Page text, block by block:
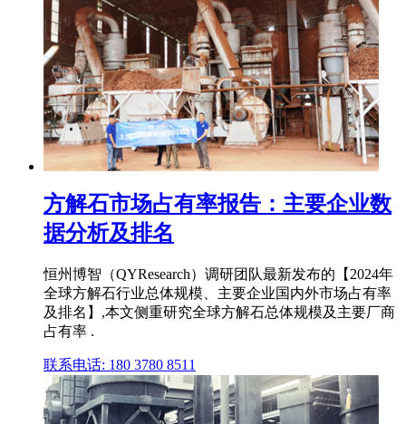
方解石市场占有率报告：主要企业数
据分析及排名
恒州博智（QYResearch）调研团队最新发布的【2024年
全球方解石行业总体规模、主要企业国内外市场占有率
及排名】,本文侧重研究全球方解石总体规模及主要厂商
占有率 .
联系电话: 180 3780 8511